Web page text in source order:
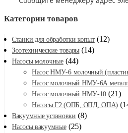
Категории товаров
Станки для обработки копыт (12)
Зоотехнические товары (14)
Насосы молочные (44)
Насос НМУ-6 молочный
Насос молочный НМУ-6А
Насос молочный НМУ-10 (21)
Насосы Г2 (ОПБ, ОПД, ОПА)
Вакуумные установки (8)
Насосы вакуумные (25)